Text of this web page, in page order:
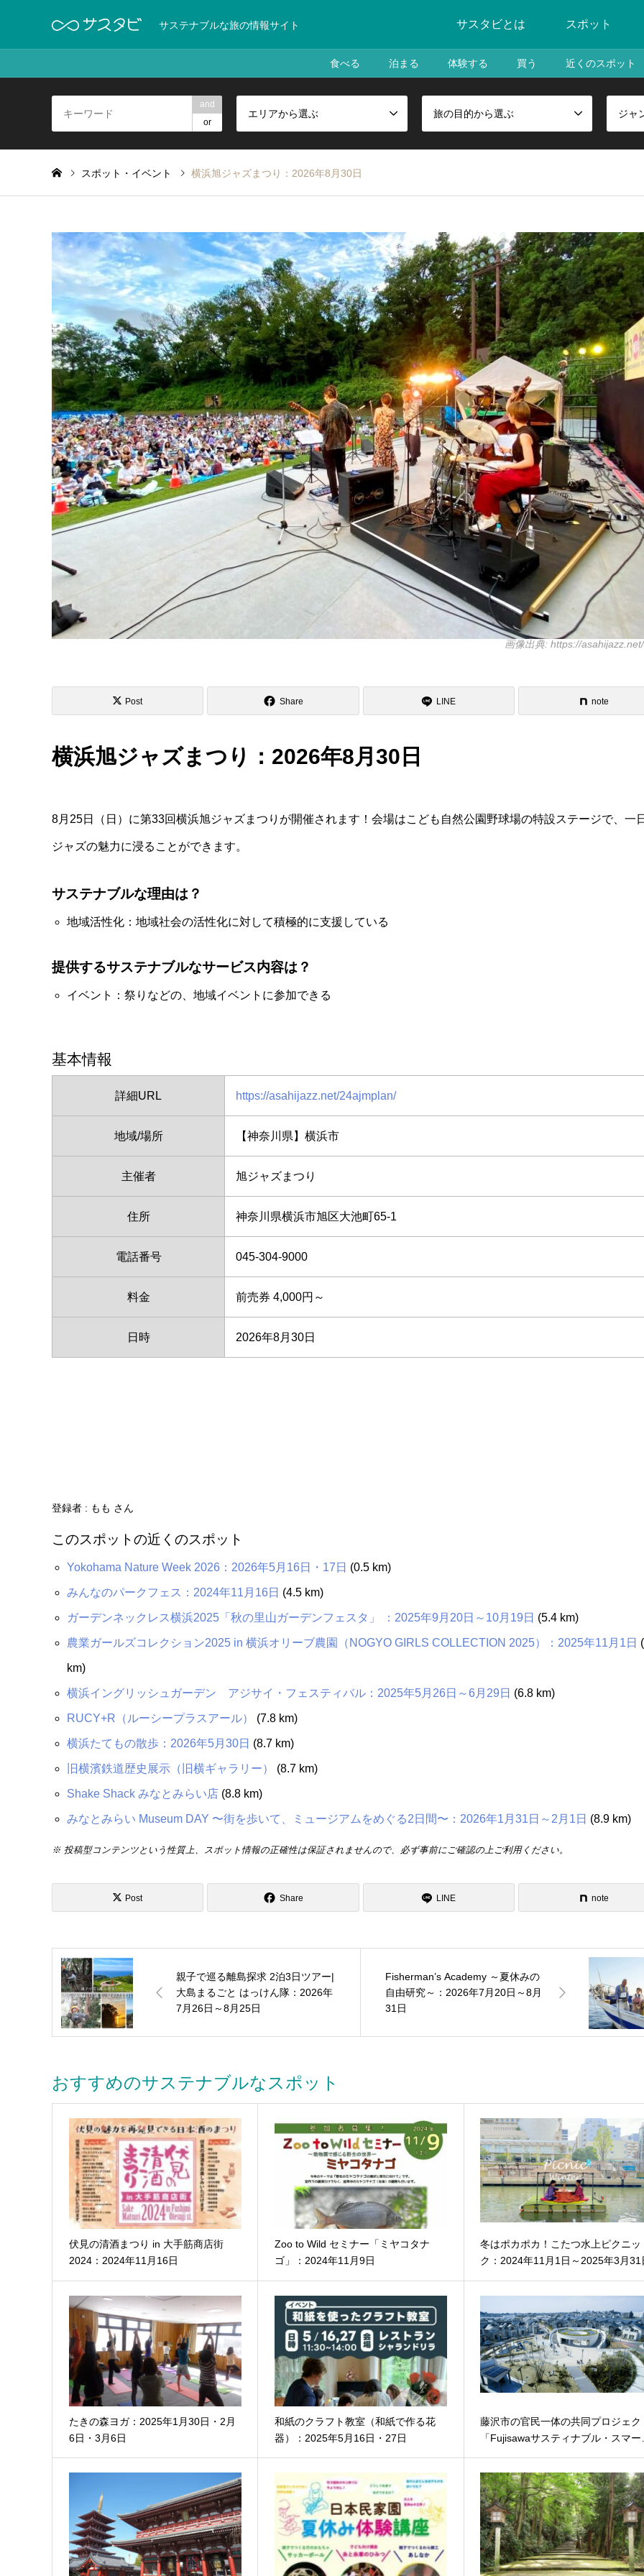
サステナブルな旅の情報サイト サスタビとは スポット
食べる 泊まる 体験する 買う 近くのスポット
and
or
エリアから選ぶ 旅の目的から選ぶ ジャ
スポット・イベント 横浜旭ジャズまつり：2026年8月30日
画像出典: https://
Post Share LINE note
横浜旭ジャズまつり：2026年8月30日
8月25日（日）に第33回横浜旭ジャズまつりが開催されます！会場はこども自然公園野球場の特設ステージで、一
ジャズの魅力に浸ることができます。
サステナブルな理由は？
地域活性化：地域社会の活性化に対して積極的に支援している
提供するサステナブルなサービス内容は？
イベント：祭りなどの、地域イベントに参加できる
基本情報
詳細URL https://asahijazz.net/24ajmplan/
地域/場所 【神奈川県】横浜市
主催者 旭ジャズまつり
住所 神奈川県横浜市旭区大池町65-1
電話番号 045-304-9000
料金 前売券 4,000円～
日時 2026年8月30日
登録者 : もも さん
このスポットの近くのスポット
Yokohama Nature Week 2026：2026年5月16日・17日 (0.5 km)
みんなのパークフェス：2024年11月16日 (4.5 km)
ガーデンネックレス横浜2025「秋の里山ガーデンフェスタ」 ：2025年9月20日～10月19日 (5.4 km)
農業ガールズコレクション2025 in 横浜オリーブ農園（NOGYO GIRLS COLLECTION 2025）：2025年11月1日
km)
横浜イングリッシュガーデン アジサイ・フェスティバル：2025年5月26日～6月29日 (6.8 km)
RUCY+R（ルーシープラスアール） (7.8 km)
横浜たてもの散歩：2026年5月30日 (8.7 km)
旧横濱鉄道歴史展示（旧横ギャラリー） (8.7 km)
Shake Shack みなとみらい店(8.8 km)
みなとみらい Museum DAY 〜街を歩いて、ミュージアムをめぐる2日間〜：2026年1月31日～2月1日 (8.9 km)
※ 投稿型コンテンツという性質上、スポット情報の正確性は保証されませんので、必ず事前にご確認の上ご利用ください。
Post Share LINE note
親子で巡る離島探求 2泊3日ツアー|
大島まるごと はっけん隊：2026年
7月26日～8月25日
Fisherman’s Academy ～夏休みの
自由研究～：2026年7月20日～8月
31日
おすすめのサステナブルなスポット
伏見の清酒まつり in 大手筋商店街
2024：2024年11月16日
Zoo to Wild セミナー「ミヤコタナ
ゴ」：2024年11月9日
冬はポカポカ！こたつ水上ピクニッ
ク：2024年11月1日～2025年3月31
たきの森ヨガ：2025年1月30日・2月
6日・3月6日
和紙のクラフト教室（和紙で作る花
器）：2025年5月16日・27日
藤沢市の官民一体の共同プロジェク
「Fujisawaサスティナブル・スマ